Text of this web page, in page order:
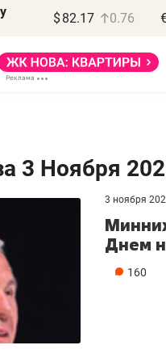
$ 82.17 0.76
3 Ноября
3 ноября
Днем
160
Василь Мазитов
зная местных
бизнес может
минимум